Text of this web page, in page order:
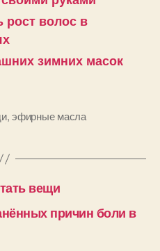
рост волос в
зимних масок
,эфирные масла
вещи
причин боли в